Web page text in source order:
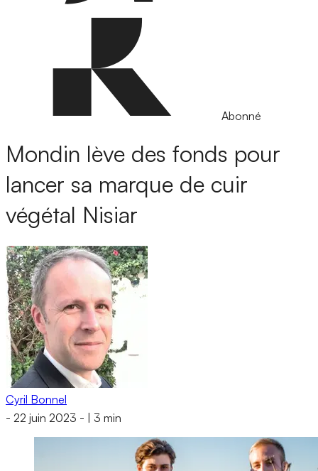
Abonné
Mondin lève des fonds pour
lancer sa marque de cuir
végétal Nisiar
Cyril Bonnel
- 22 juin 2023 - 3 min